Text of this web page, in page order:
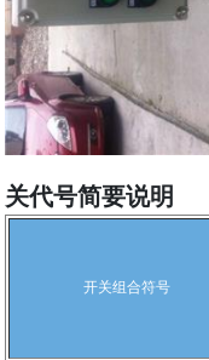
关代号简要说明
开关组合符号